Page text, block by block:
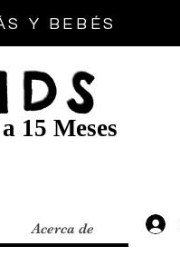
Y BEBÉS
15 Meses
Acerca de